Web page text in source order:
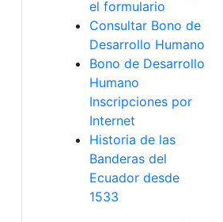
el formulario
Consultar Bono de
Desarrollo Humano
Bono de Desarrollo
Humano
Inscripciones por
Internet
Historia de las
Banderas del
Ecuador desde
1533